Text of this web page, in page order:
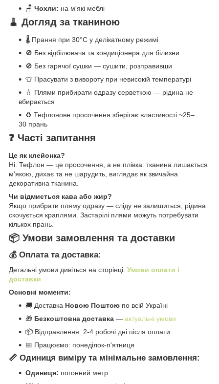
🪑 Чохли: на м'які меблі
🧹 Догляд за тканиною
🌡️ Прання при 30°C у делікатному режимі
🚫 Без відбілювача та кондиціонера для білизни
🚫 Без гарячої сушки — сушити, розправивши
👕 Прасувати з вивороту при невисокій температурі
💧 Плями прибирати одразу серветкою — рідина не
вбирається
♻️ Тефлонове просочення зберігає властивості ~25–
30 прань
❓ Часті запитання
Це як клейонка?
Ні. Тефлон — це просочення, а не плівка: тканина лишається
м'якою, дихає та не шарудить, виглядає як звичайна
декоративна тканина.
Чи відмиється кава або жир?
Якщо прибрати пляму одразу — сліду не залишиться, рідина
скочується краплями. Застарілі плями можуть потребувати
кількох прань.
📦 Умови замовлення та доставки
💰 Оплата та доставка:
Детальні умови дивіться на сторінці: Умови оплати і
доставки
Основні моменти:
🚚 Доставка Новою Поштою по всій Україні
🎁 Безкоштовна доставка — актуальні умови
📦 Відправлення: 2-4 робочі дні після оплати
📅 Працюємо: понеділок-п'ятниця
📏 Одиниця виміру та мінімальне замовлення:
Одиниця: погонний метр